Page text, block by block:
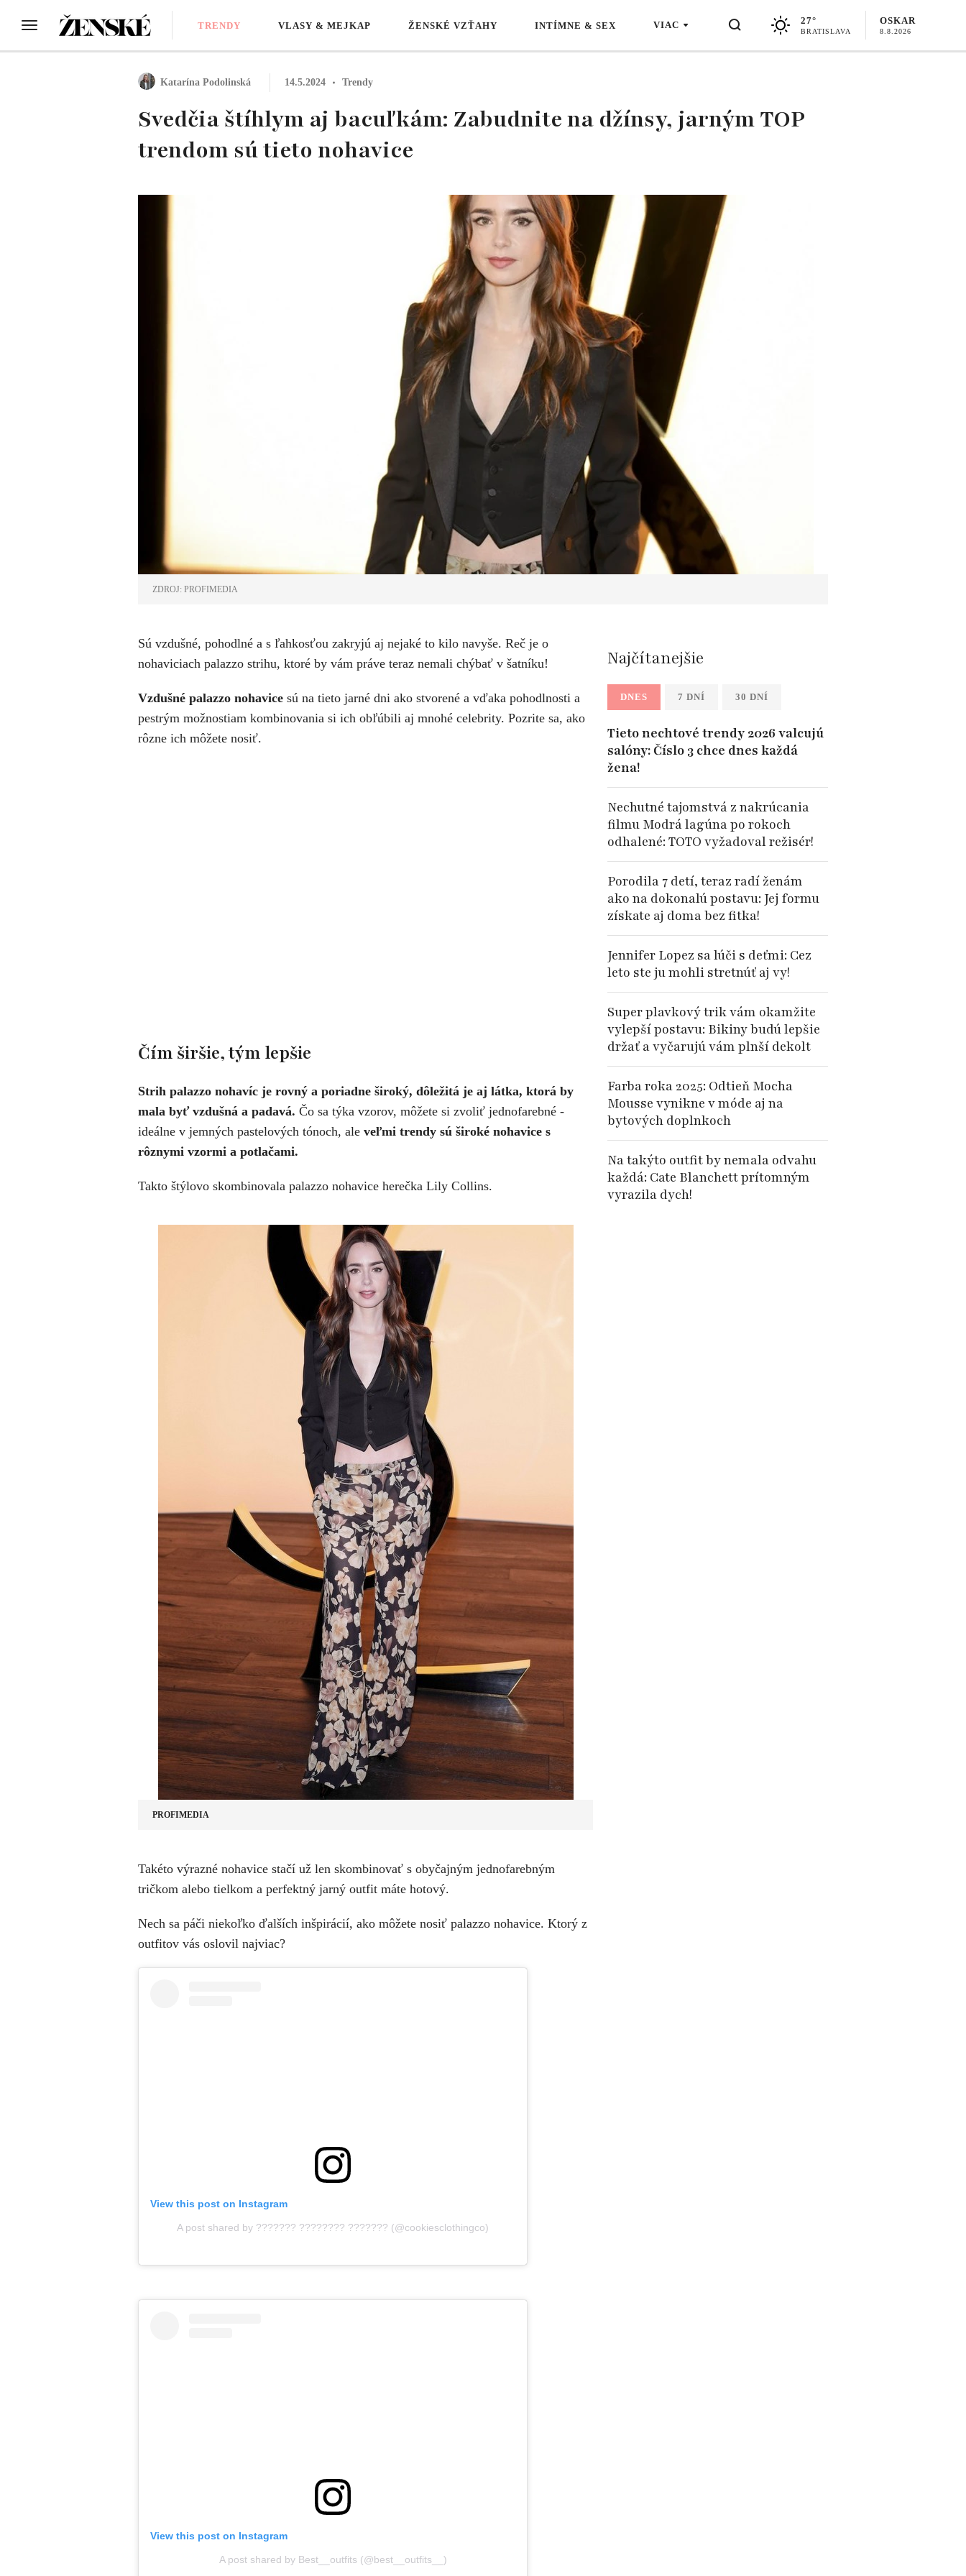
TRENDY VLASY & MEJKAP ŽENSKÉ VZŤAHY INTÍMNE & SEX VIAC 27°
BRATISLAVA
OSKAR
8.8.2026
Katarína Podolinská 14.5.2024 Trendy
Svedčia štíhlym aj bacuľkám: Zabudnite na džínsy, jarným TOP
trendom sú tieto nohavice
ZDROJ: PROFIMEDIA
Sú vzdušné, pohodlné a s ľahkosťou zakryjú aj nejaké to kilo navyše. Reč je o
nohaviciach palazzo strihu, ktoré by vám práve teraz nemali chýbať v šatníku!
Vzdušné palazzo nohavice sú na tieto jarné dni ako stvorené a vďaka pohodlnosti a
pestrým možnostiam kombinovania si ich obľúbili aj mnohé celebrity. Pozrite sa, ako
rôzne ich môžete nosiť.
Čím širšie, tým lepšie
Strih palazzo nohavíc je rovný a poriadne široký, dôležitá je aj látka, ktorá by
mala byť vzdušná a padavá. Čo sa týka vzorov, môžete si zvoliť jednofarebné -
ideálne v jemných pastelových tónoch, ale veľmi trendy sú široké nohavice s
rôznymi vzormi a potlačami.
Takto štýlovo skombinovala palazzo nohavice herečka Lily Collins.
PROFIMEDIA
Takéto výrazné nohavice stačí už len skombinovať s obyčajným jednofarebným
tričkom alebo tielkom a perfektný jarný outfit máte hotový.
Nech sa páči niekoľko ďalších inšpirácií, ako môžete nosiť palazzo nohavice. Ktorý z
outfitov vás oslovil najviac?
View this post on Instagram
A post shared by ??????? ???????? ??????? (@cookiesclothingco)
View this post on Instagram
A post shared by Best__outfits (@best__outfits__)
Najčítanejšie
DNES 7 DNÍ 30 DNÍ
Tieto nechtové trendy 2026 valcujú
salóny: Číslo 3 chce dnes každá
žena!
Nechutné tajomstvá z nakrúcania
filmu Modrá lagúna po rokoch
odhalené: TOTO vyžadoval režisér!
Porodila 7 detí, teraz radí ženám
ako na dokonalú postavu: Jej formu
získate aj doma bez fitka!
Jennifer Lopez sa lúči s deťmi: Cez
leto ste ju mohli stretnúť aj vy!
Super plavkový trik vám okamžite
vylepší postavu: Bikiny budú lepšie
držať a vyčarujú vám plnší dekolt
Farba roka 2025: Odtieň Mocha
Mousse vynikne v móde aj na
bytových doplnkoch
Na takýto outfit by nemala odvahu
každá: Cate Blanchett prítomným
vyrazila dych!